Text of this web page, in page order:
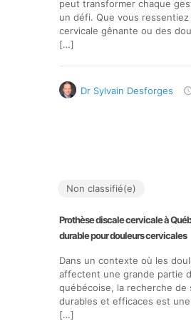
peut transformer chaque
un défi. Que vous
cervicale gênante ou des
[…]
Dr Sylvain Desforges
Non classifié(e)
Prothèse discale cervicale à
durable pour douleurs cervicales
Dans un contexte où les
affectent une grande partie
québécoise, la recherche de
durables et efficaces est
[…]